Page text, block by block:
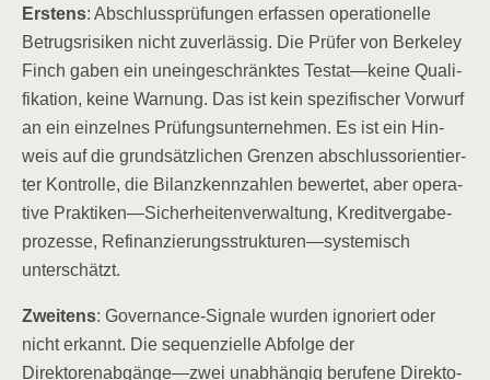
Ers­tens: Abschluss­prü­fun­gen erfas­sen ope­ra­tio­nel­le
Betrugs­ri­si­ken nicht zuver­läs­sig. Die Prü­fer von Ber­ke­ley
Finch gaben ein unein­ge­schränk­tes Testat—keine Qua­li­
fi­ka­ti­on, kei­ne War­nung. Das ist kein spe­zi­fi­scher Vor­wurf
an ein ein­zel­nes Prü­fungs­un­ter­neh­men. Es ist ein Hin­
weis auf die grund­sätz­li­chen Gren­zen abschluss­ori­en­tier­
ter Kon­trol­le, die Bilanz­kenn­zah­len bewer­tet, aber ope­ra­
ti­ve Praktiken—Sicherheitenverwaltung, Kre­dit­ver­ga­be­
pro­zes­se, Refinanzierungsstrukturen—systemisch
unterschätzt.
Zwei­tens: Gover­nan­ce-Signa­le wur­den igno­riert oder
nicht erkannt. Die sequen­zi­el­le Abfol­ge der
Direktorenabgänge—zwei unab­hän­gig beru­fe­ne Direk­to­